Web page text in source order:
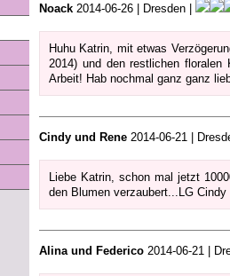
Noack 2014-06-26 | Dresden |
Huhu Katrin, mit etwas
2014) und den restlichen
Arbeit! Hab nochmal ganz ganz
Cindy und Rene 2014-06-21 |
Liebe Katrin, schon mal jetzt
den Blumen verzaubert...LG Cindy
Alina und Federico 2014-06-21 |